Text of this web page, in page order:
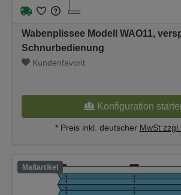
Wabenplissee Modell WAO11,
Schnurbedienung
Kundenfavorit
Konfiguration
* Preis inkl. deutscher MwSt
Maßartikel